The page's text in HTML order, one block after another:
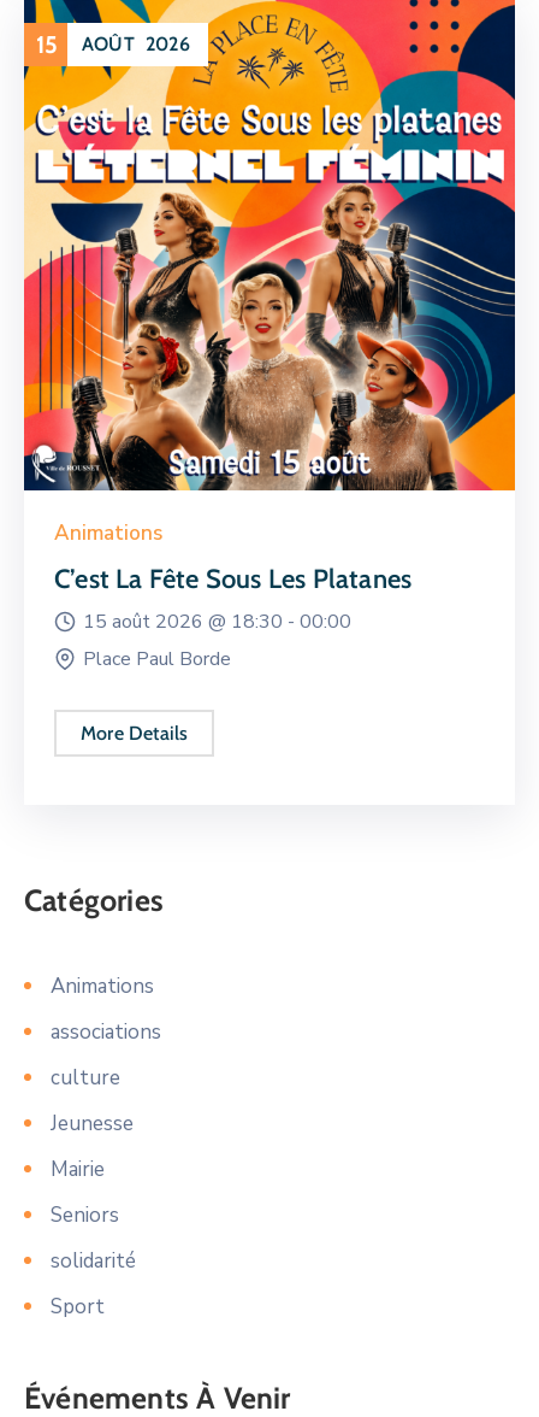
15 AOÛT 2026
Animations
C’est La Fête Sous Les Platanes
15 août 2026 @ 18:30 - 00:00
Place Paul Borde
More Details
Catégories
Animations
associations
culture
Jeunesse
Mairie
Seniors
solidarité
Sport
Événements À Venir